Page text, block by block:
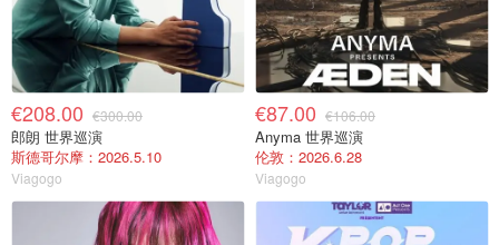
€208.00 €300.00
郎朗 世界巡演
斯德哥尔摩：2026.5.10
Viagogo
€87.00 €106.00
Anyma 世界巡演
伦敦：2026.6.28
Viagogo